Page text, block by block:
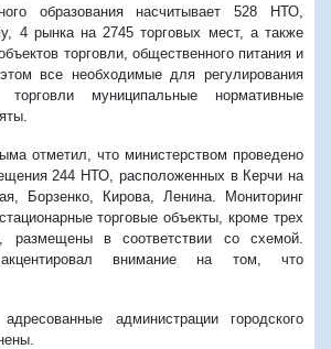
образования насчитывает 528 НТО,
4 рынка на 2745 торговых мест, а также
торговли, общественного питания и
все необходимые для регулирования
муниципальные нормативные
отметил, что министерством проведено
244 НТО, расположенных в Керчи на
Борзенко, Кирова, Ленина. Мониторинг
торговые объекты, кроме трех
размещены в соответствии со схемой.
внимание на том, что
администрации городского